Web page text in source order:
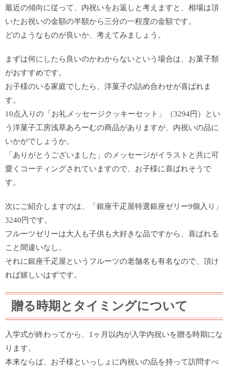
最近の傾向に従って、内祝いをお返しと考えますと、相場は頂
いたお祝いの金額の半額から三分の一程度の金額です。
どのようなものが良いか、考えてみましょう。
まずは何にしたら良いのかわからないという場合は、お菓子類
がおすすめです。
お子様のいる家庭でしたら、洋菓子の詰め合わせが喜ばれま
す。
10点入りの「お礼メッセージクッキーセット」（3294円）とい
う洋菓子工房浅草あろーむの商品がありますが、内祝いの品に
いかがでしょうか。
「ありがとうございました」のメッセージがイラストと共に可
愛くコーティングされていますので、お子様に喜ばれそうで
す。
次にご紹介しますのは、「銀座千疋屋特選銀座ゼリー9個入り」
3240円です。
フルーツゼリーは大人も子供も大好きな品ですから、喜ばれる
こと間違いなし。
それに銀座千疋屋というフルーツの老舗名も有名なので、頂け
れば嬉しいはずです。
贈る時期とタイミングについて
入学式が終わってから、1ヶ月以内が入学内祝いを贈る時期にな
ります。
本来ならば、お子様といっしょに内祝いの品を持って訪問すべ